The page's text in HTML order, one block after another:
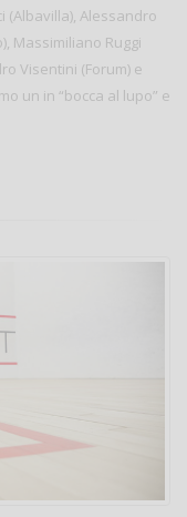
(Albavilla), Alessandro
Massimiliano Ruggi
Visentini (Forum) e
un in “bocca al lupo” e